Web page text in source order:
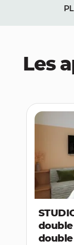
Les